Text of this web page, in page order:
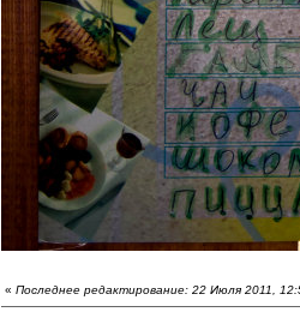
« Последнее редактирование: 22 Июля 2011,